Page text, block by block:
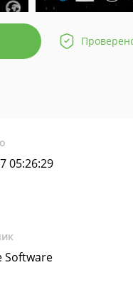
05:26:29
Software